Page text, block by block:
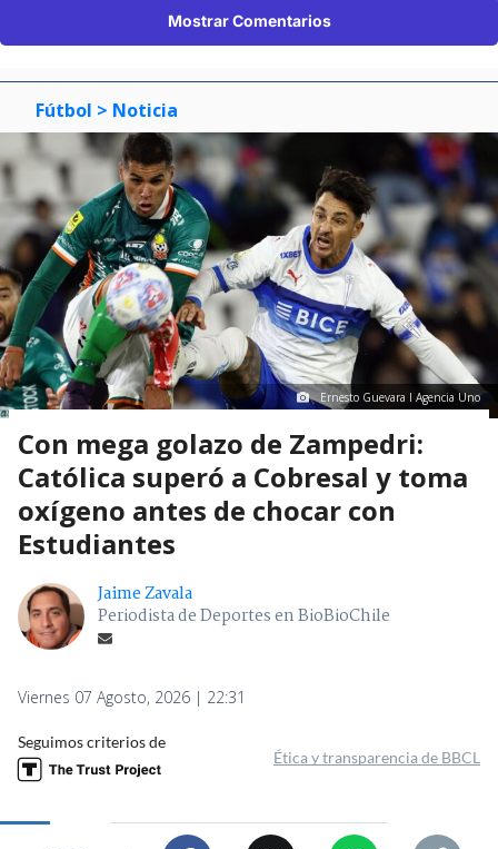
Mostrar Comentarios
Fútbol > Noticia
Ernesto Guevara I Agencia Uno
Con mega golazo de Zampedri:
Católica superó a Cobresal y toma
oxígeno antes de chocar con
Estudiantes
Jaime Zavala
Periodista de Deportes en BioBioChile
Viernes 07 Agosto, 2026 | 22:31
Seguimos criterios de
Ética y transparencia de BBCL